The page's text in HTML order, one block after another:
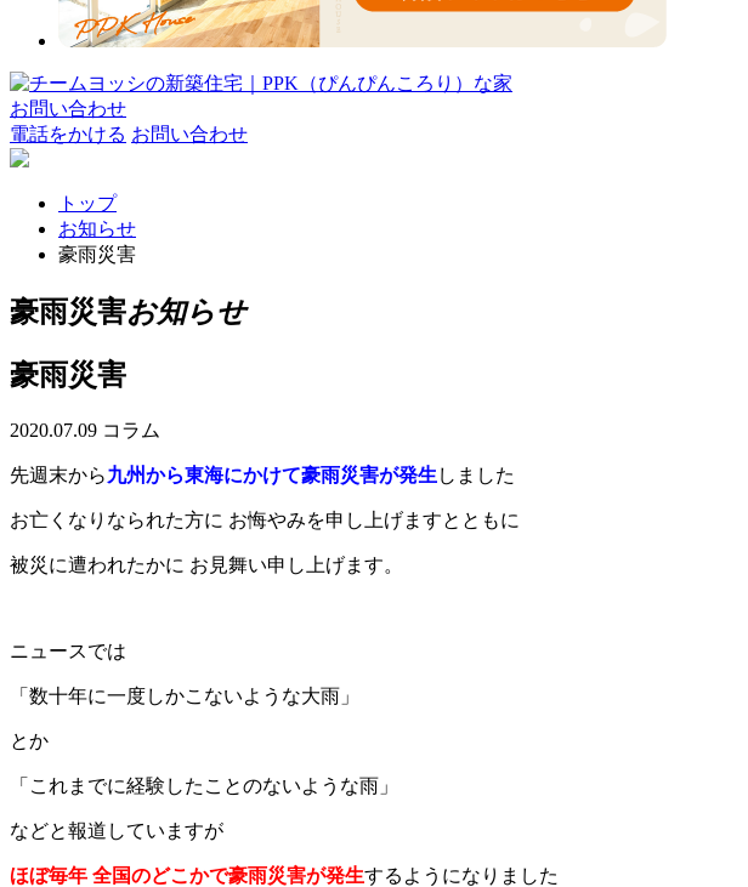
お問い合わせ
電話をかける お問い合わせ
トップ
お知らせ
豪雨災害
豪雨災害お知らせ
豪雨災害
2020.07.09 コラム
先週末から九州から東海にかけて豪雨災害が発生 しました
お亡くなりなられた方に お悔やみを申し上げますとともに
被災に遭われたかに お見舞い申し上げます。
ニュースでは
「数十年に一度しかこないような大雨」
とか
「これまでに経験したことのないような雨」
などと報道していますが
ほぼ毎年 全国のどこかで豪雨災害が発生するようになりました